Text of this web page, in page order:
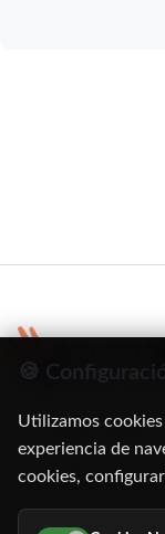
C/ Oruro,
91 345 06
616 113
🍪
Utilizamos
experiencia de
cookies,